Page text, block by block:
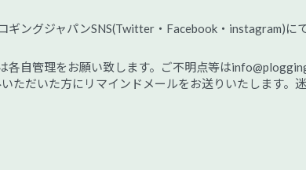
ギングジャパンSNS(Twitter・Facebook・instagram)に
各自管理をお願い致します。ご不明点等は
ただいた方にリマインドメールをお送りいたします。迷